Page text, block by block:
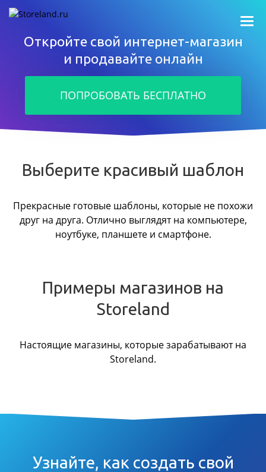
Откройте свой интернет-магазин
и продавайте онлайн
ПОПРОБОВАТЬ БЕСПЛАТНО
Выберите красивый шаблон
Прекрасные готовые шаблоны, которые не похожи
друг на друга. Отлично выглядят на компьютере,
ноутбуке, планшете и смартфоне.
Примеры магазинов на
Storeland
Настоящие магазины, которые зарабатывают на
Storeland.
Узнайте, как создать свой